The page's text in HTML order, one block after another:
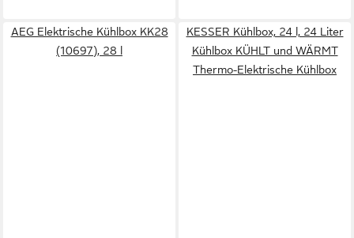
AEG Elektrische Kühlbox KK28
(10697), 28 l
KESSER Kühlbox, 24 l, 24 Liter
Kühlbox KÜHLT und WÄRMT
Thermo-Elektrische Kühlbox